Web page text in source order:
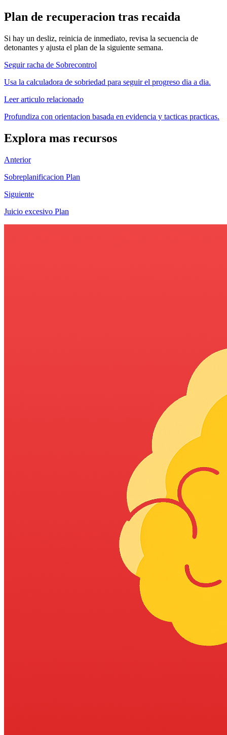
Plan de recuperacion tras recaida
Si hay un desliz, reinicia de inmediato, revisa la secuencia de
detonantes y ajusta el plan de la siguiente semana.
Seguir racha de Sobrecontrol
Usa la calculadora de sobriedad para seguir el progreso dia a dia.
Leer articulo relacionado
Profundiza con orientacion basada en evidencia y tacticas practicas.
Explora mas recursos
Anterior
Sobreplanificacion Plan
Siguiente
Juicio excesivo Plan